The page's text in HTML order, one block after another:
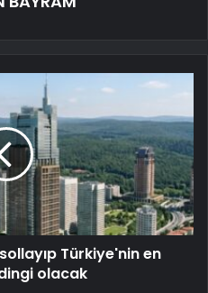
Türkiye'nin en
olacak